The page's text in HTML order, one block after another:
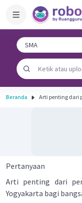
Beranda Arti penting dari
Pertanyaan
Arti penting dari
Yogyakarta bagi